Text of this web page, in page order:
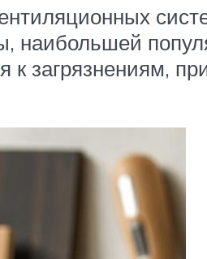
наибольшей
к загрязнениям,